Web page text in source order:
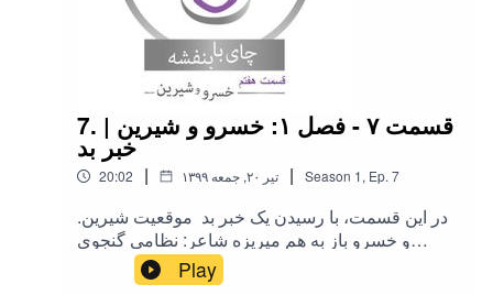
7. قسمت ۷ - فصل ۱: خسرو و شیرین |
خبر بد
20:02 | ۱۳۹۹ تیر ۲۰, جمعه | Season 1, Ep. 7
.در این قسمت، با رسیدن یک خبر بد موقعیت شیرین
و خسرو باز به هم میریزه شاعر: نظامی گنجوی
نویسنده متن و راوی : بنفشه طاهریان مشاورادبی و
فنی پادکست: فرشید سادات شریفی آهنگسازو نوازنده
Play